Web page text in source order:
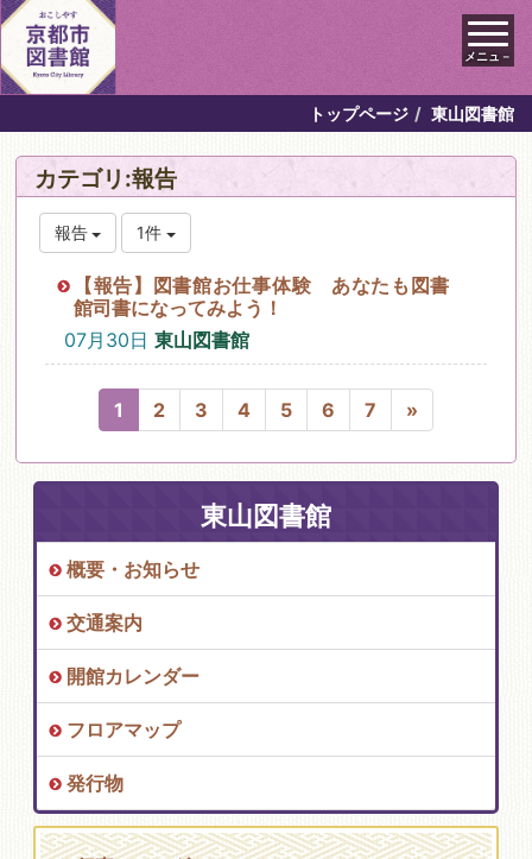
メニュ－
トップページ 東山図書館
カテゴリ:報告
報告 1件
【報告】図書館お仕事体験 あなたも図書
館司書になってみよう！
07月30日 東山図書館
1 2 3 4 5 6 7 »
東山図書館
概要・お知らせ
交通案内
開館カレンダー
フロアマップ
発行物